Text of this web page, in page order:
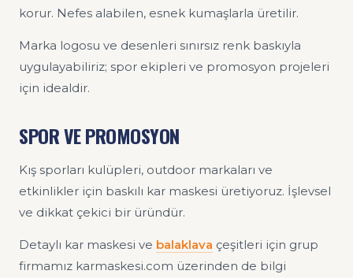
korur. Nefes alabilen, esnek kumaşlarla üretilir.
Marka logosu ve desenleri sınırsız renk baskıyla
uygulayabiliriz; spor ekipleri ve promosyon projeleri
için idealdir.
SPOR VE PROMOSYON
Kış sporları kulüpleri, outdoor markaları ve
etkinlikler için baskılı kar maskesi üretiyoruz. İşlevsel
ve dikkat çekici bir üründür.
Detaylı kar maskesi ve balaklava çeşitleri için grup
firmamız karmaskesi.com üzerinden de bilgi